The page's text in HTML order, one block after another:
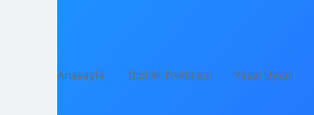
Anasayfa Gizlilik Politikası Yasal Uyarı